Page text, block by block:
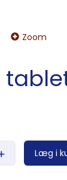
Zoom
Læg i